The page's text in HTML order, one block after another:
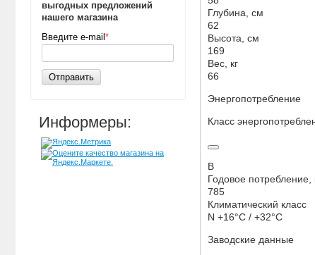
выгодных предложений
нашего магазина
Введите e-mail *
Отправить
Информеры:
Глубина, см
62
Высота, см
169
Вес, кг
66
Энергопотребление
Класс
B
Годовое потребление,
785
Климатический класс
N +16°C / +32°C
Заводские данные